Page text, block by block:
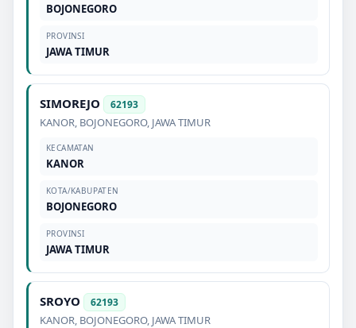
BOJONEGORO
PROVINSI
JAWA TIMUR
SIMOREJO 62193
KANOR, BOJONEGORO, JAWA TIMUR
KECAMATAN
KANOR
KOTA/KABUPATEN
BOJONEGORO
PROVINSI
JAWA TIMUR
SROYO 62193
KANOR, BOJONEGORO, JAWA TIMUR